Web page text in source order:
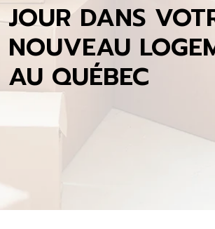
JOUR DANS
NOUVEAU
AU QUÉBEC